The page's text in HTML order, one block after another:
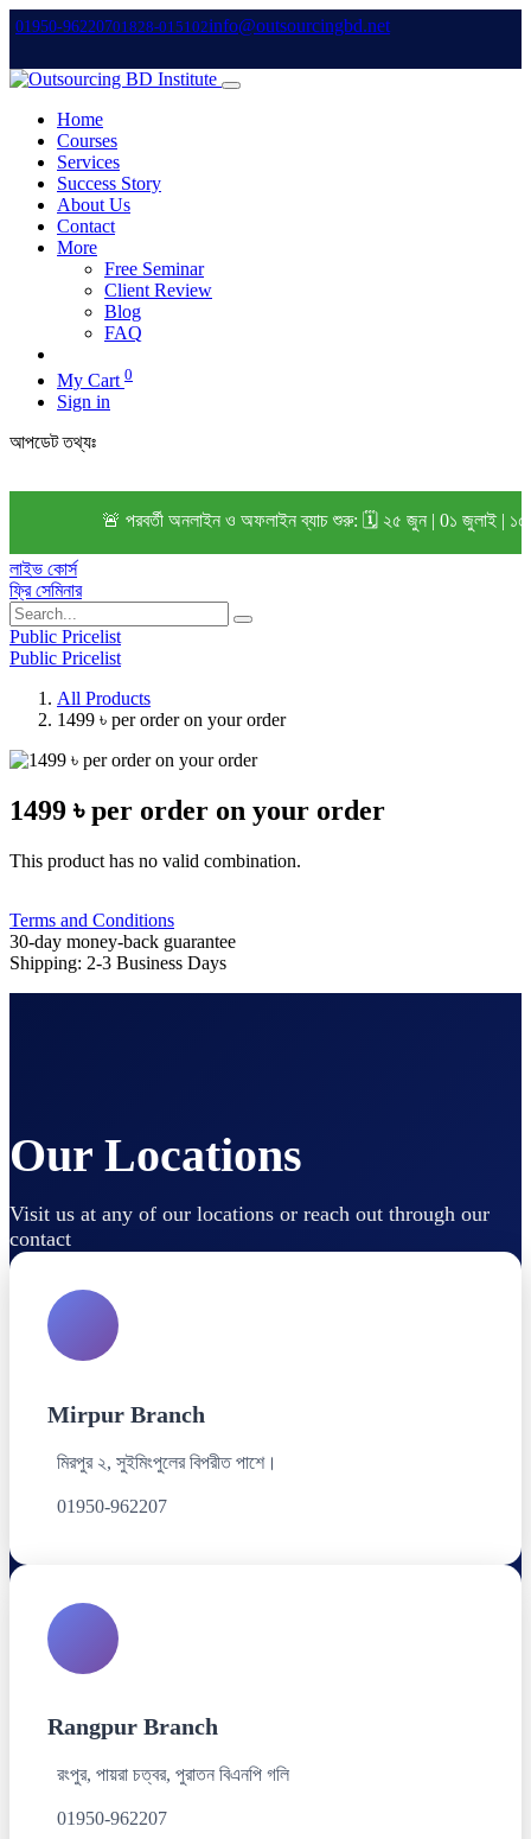
01950-96220701828-015102info@outsourcingbd.net
Home
Courses
Services
Success Story
About Us
Contact
More
Free Seminar
Client Review
Blog
FAQ
My Cart 0
Sign in
আপডেট তথ্যঃ
🚨 পরবর্তী অনলাইন ও অফলাইন ব্যাচ শুরু: 🗓️ ২৫ জুন | 0১ জুলাই | ১৫
লাইভ কোর্স
ফ্রি সেমিনার
Public Pricelist
Public Pricelist
All Products
1499 ৳ per order on your order
1499 ৳ per order on your order
This product has no valid combination.
Terms and Conditions
30-day money-back guarantee
Shipping: 2-3 Business Days
Our Locations
Visit us at any of our locations or reach out through our
contact
Mirpur Branch
মিরপুর ২, সুইমিংপুলের বিপরীত পাশে।
01950-962207
Rangpur Branch
রংপুর, পায়রা চত্বর, পুরাতন বিএনপি গলি
01950-962207